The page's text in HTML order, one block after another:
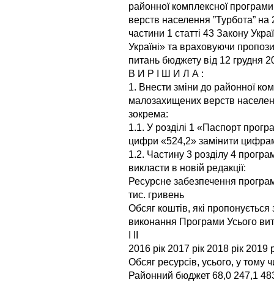
районної комплексної
верств населення ”Турбота”
частини 1 статті 43 Закону
Україні» та враховуючи
питань бюджету від 12 грудня
В И Р І Ш И Л А :
1. Внести зміни до районної
малозахищених верств
зокрема:
1.1. У розділі 1 «Паспорт
цифри «524,2» замінити
1.2. Частину 3 розділу 4
викласти в новій редакції:
Ресурсне забезпечення
тис. гривень
Обсяг коштів, які
виконання Програми Усього
І ІІ
2016 рік 2017 рік 2018 рік 2019
Обсяг ресурсів, усього, у тому
Районний бюджет 68,0 247,1